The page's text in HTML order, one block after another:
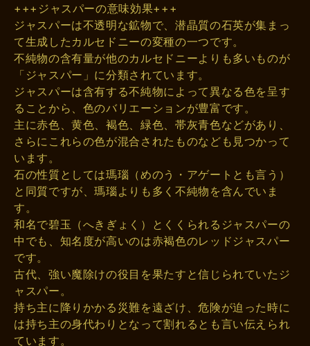
+++ジャスパーの意味効果+++
ジャスパーは不透明な鉱物で、潜晶質の石英が集まっ
て生成したカルセドニーの変種の一つです。
不純物の含有量が他のカルセドニーよりも多いものが
「ジャスパー」に分類されています。
ジャスパーは含有する不純物によって異なる色を呈す
ることから、色のバリエーションが豊富です。
主に赤色、黄色、褐色、緑色、帯灰青色などがあり、
さらにこれらの色が混合されたものなども見つかって
います。
石の性質としては瑪瑙（めのう・アゲートとも言う）
と同質ですが、瑪瑙よりも多く不純物を含んでいま
す。
和名で碧玉（へきぎょく）とくくられるジャスパーの
中でも、知名度が高いのは赤褐色のレッドジャスパー
です。
古代、強い魔除けの役目を果たすと信じられていたジ
ャスパー。
持ち主に降りかかる災難を遠ざけ、危険が迫った時に
は持ち主の身代わりとなって割れるとも言い伝えられ
ています。